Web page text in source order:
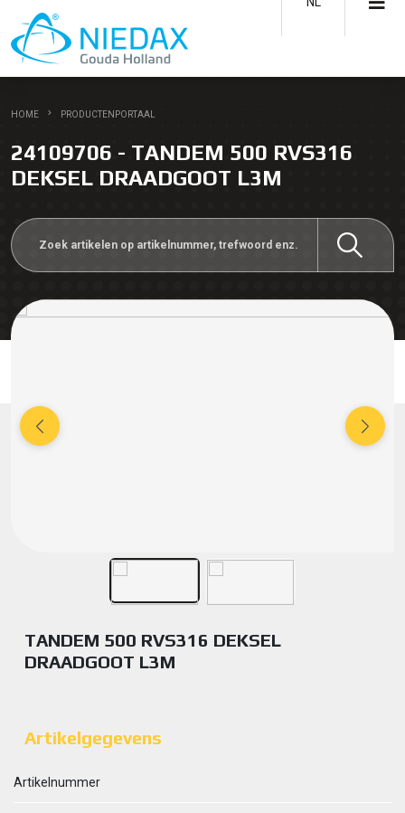
HOME PRODUCTENPORTAAL
24109706 - TANDEM 500 RVS316
DEKSEL DRAADGOOT L3M
TANDEM 500 RVS316 DEKSEL
DRAADGOOT L3M
Artikelgegevens
Artikelnummer